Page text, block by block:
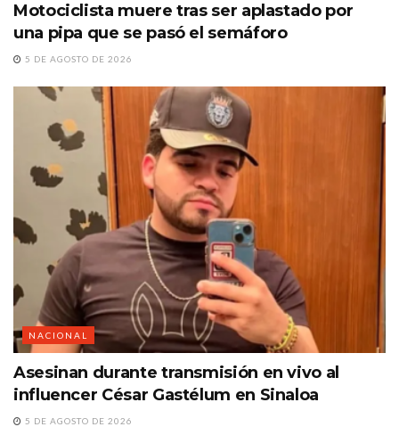
Motociclista muere tras ser aplastado por
una pipa que se pasó el semáforo
5 DE AGOSTO DE 2026
NACIONAL
Asesinan durante transmisión en vivo al
influencer César Gastélum en Sinaloa
5 DE AGOSTO DE 2026